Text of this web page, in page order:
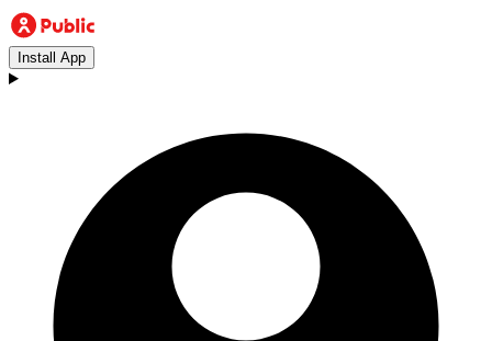
Install App